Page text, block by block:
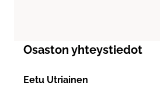
Osaston yhteystiedot
Eetu Utriainen